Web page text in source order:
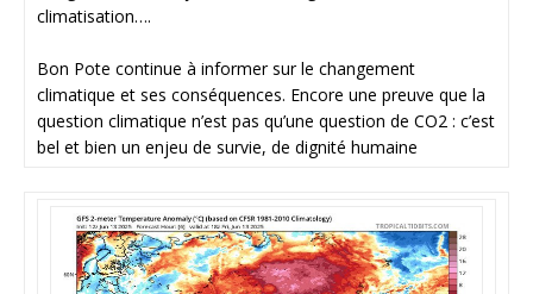
climatisation….
Bon Pote continue à informer sur le changement
climatique et ses conséquences. Encore une preuve que la
question climatique n’est pas qu’une question de CO2 : c’est
bel et bien un enjeu de survie, de dignité humaine